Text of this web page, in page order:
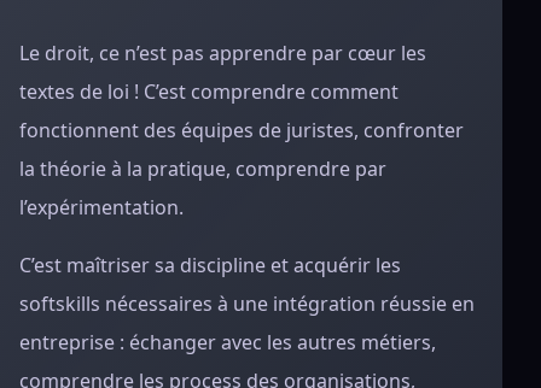
Le droit, ce n’est pas apprendre par cœur les
textes de loi ! C’est comprendre comment
fonctionnent des équipes de juristes, confronter
la théorie à la pratique, comprendre par
l’expérimentation.
C’est maîtriser sa discipline et acquérir les
softskills nécessaires à une intégration réussie en
entreprise : échanger avec les autres métiers,
comprendre les process des organisations,